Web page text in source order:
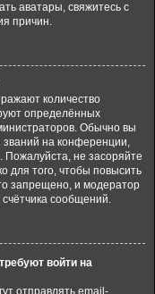
аватары, свяжитесь с
причин.
количество
определённых
Обычно вы
на конференции,
Пожалуйста, не засоряйте
для того, чтобы повысить
запрещено, и модератор
сообщений.
войти на
отправлять email-